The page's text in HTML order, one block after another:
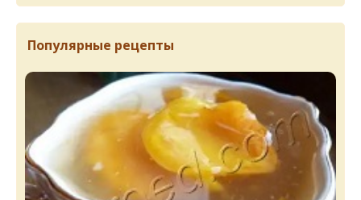
Популярные рецепты